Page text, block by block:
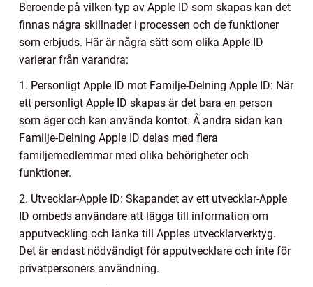
Beroende på vilken typ av Apple ID som skapas kan det
finnas några skillnader i processen och de funktioner
som erbjuds. Här är några sätt som olika Apple ID
varierar från varandra:
1. Personligt Apple ID mot Familje-Delning Apple ID: När
ett personligt Apple ID skapas är det bara en person
som äger och kan använda kontot. Å andra sidan kan
Familje-Delning Apple ID delas med flera
familjemedlemmar med olika behörigheter och
funktioner.
2. Utvecklar-Apple ID: Skapandet av ett utvecklar-Apple
ID ombeds användare att lägga till information om
apputveckling och länka till Apples utvecklarverktyg.
Det är endast nödvändigt för apputvecklare och inte för
privatpersoners användning.